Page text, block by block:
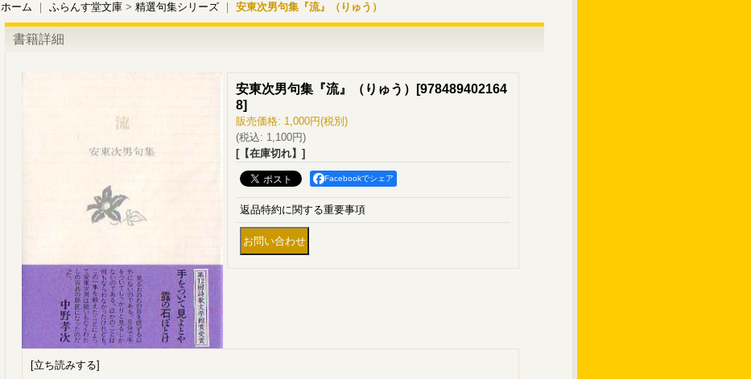
ホーム ｜ ふらんす堂文庫 > 精選句集シリーズ ｜ 安東次男句集『流』（りゅう）
書籍詳細
安東次男句集『流』（りゅう） [978489402164
8]
販売価格: 1,000円(税別)
(税込: 1,100円)
[【在庫切れ】]
Facebookでシェア
返品特約に関する重要事項
[立ち読みする]